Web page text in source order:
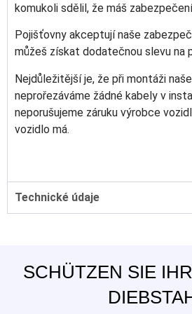
komukoli sdělil, že máš
Pojišťovny akceptujínaše
můžeš získat dodatečnou slevu na
Nejdůležitější je, že při montáži
neprořezáváme žádné kabely v
neporušujeme záruku výrobce
vozidlo má.
Technické údaje
SCHÜTZEN SIE